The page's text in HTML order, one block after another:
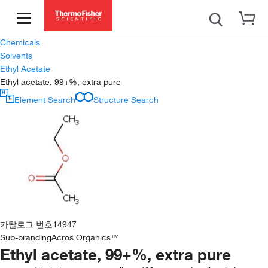
Chemicals
Solvents
Ethyl Acetate
Ethyl acetate, 99+%, extra pure
Element Search
Structure Search
카탈로그 번호14947
Sub-brandingAcros Organics™
Ethyl acetate, 99+%, extra pure